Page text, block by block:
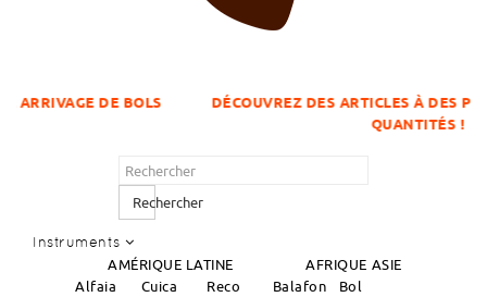
DE BOLS
DÉCOUVREZ DES ARTICLES À DES PRIX
QUANTITÉS !
Rechercher
Instruments
AMÉRIQUE LATINE AFRIQUE ASIE
Alfaia
Cuica
Reco
Balafon
Bol